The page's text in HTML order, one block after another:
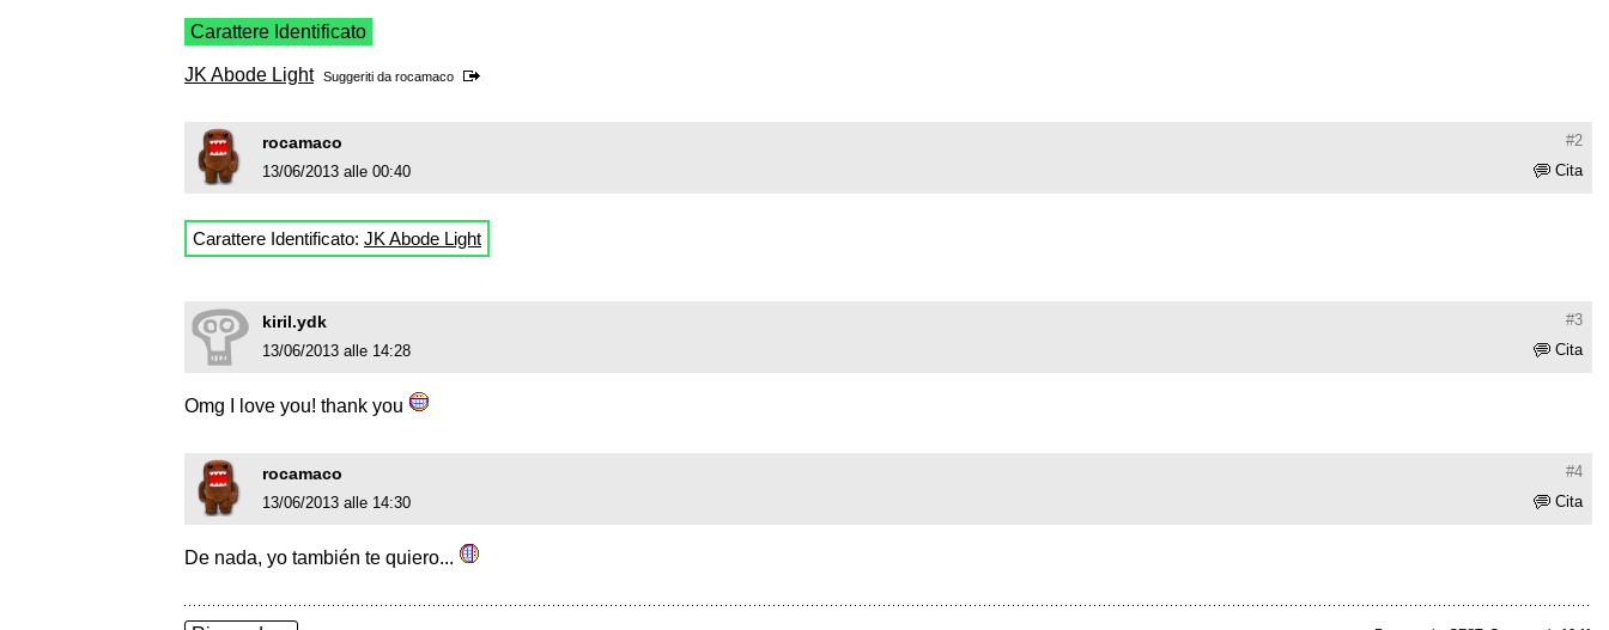
Carattere Identificato
JK Abode Light Suggeriti da rocamaco
#2
rocamaco
Cita
13/06/2013 alle 00:40
Carattere Identificato: JK Abode Light
#3
kiril.ydk
Cita
13/06/2013 alle 14:28
Omg I love you! thank you
#4
rocamaco
Cita
13/06/2013 alle 14:30
De nada, yo también te quiero...